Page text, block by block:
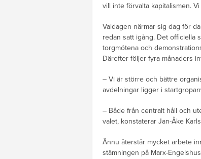
vill inte förvalta kapitalismen.
Valdagen närmar sig dag för
redan satt igång. Det officiella
torgmötena och
Därefter följer fyra månaders
– Vi är större och bättre
avdelningar ligger i
– Både från centralt håll och
valet, konstaterar Jan-Åke
Ännu återstår mycket arbete
stämningen på Marx-